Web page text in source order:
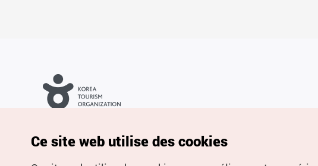
Pour les rapports d'erreurs et demandes de renseignements,
adressez vos demandes à
Ce site web utilise des cookies